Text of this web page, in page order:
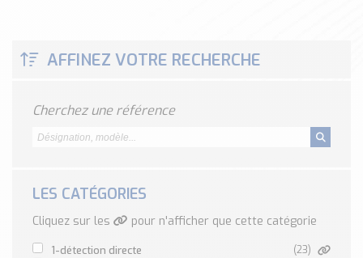
Nos outils et simulateurs
Formulaire sonde température
Formulaire Débitmètre
Calculateur Chauffage/Liquide/Gaz
Blog
Nos Réalisations
AFFINEZ VOTRE RECHERCHE
Cherchez une référence
LES CATÉGORIES
Cliquez sur les pour n'afficher que cette catégorie
1-détection directe (23)